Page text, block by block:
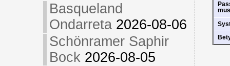
Basqueland
Ondarreta 2026-08-06
Schönramer Saphir
Bock 2026-08-05